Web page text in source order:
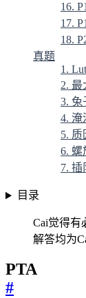
16.
17.
18.
真题
1.
2. 最
3. 兔
4. 淹
5.
6. 螺
7. 插
目录
Cai觉得有
解答均为
PTA
#